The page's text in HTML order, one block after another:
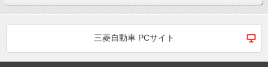
三菱自動車 PCサイト